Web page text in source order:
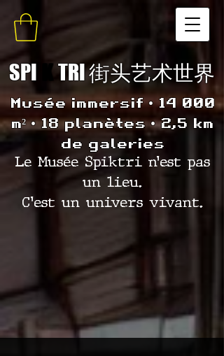
SPI KTRI 街头艺术世界
Musée immersif • 14 000
m² • 18 planètes • 2,5 km
de galeries
Le Musée Spiktri n’est pas
un lieu.
C’est un univers vivant.